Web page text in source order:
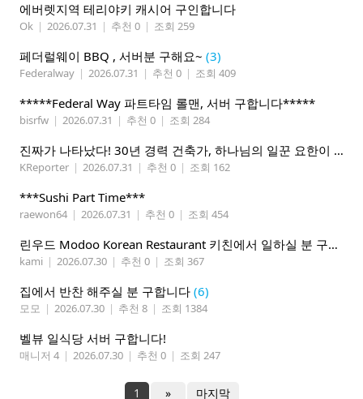
에버렛지역 테리야키 캐시어 구인합니다
Ok | 2026.07.31 | 추천 0 | 조회 259
페더럴웨이 BBQ , 서버분 구해요~ (3)
Federalway | 2026.07.31 | 추천 0 | 조회 409
*****Federal Way 파트타임 롤맨, 서버 구합니다*****
bisrfw | 2026.07.31 | 추천 0 | 조회 284
진짜가 나타났다! 30년 경력 건축가, 하나님의 일꾼 요한이 책임 시공합니다.
KReporter | 2026.07.31 | 추천 0 | 조회 162
***Sushi Part Time***
raewon64 | 2026.07.31 | 추천 0 | 조회 454
린우드 Modoo Korean Restaurant 키친에서 일하실 분 구합니다
kami | 2026.07.30 | 추천 0 | 조회 367
집에서 반찬 해주실 분 구합니다 (6)
모모 | 2026.07.30 | 추천 8 | 조회 1384
벨뷰 일식당 서버 구합니다!
매니저 4 | 2026.07.30 | 추천 0 | 조회 247
1 » 마지막